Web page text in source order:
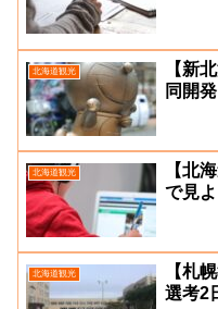
北海道観光
【新
同開
北海道観光
【北
で見よ
北海道観光
【札
選考2